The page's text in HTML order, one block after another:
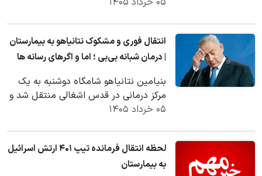
انتقال فوری و مشکوک نتانیاهو به بیمارستان
| درمان شبانه بی‌بی ؛ اما و اگرهای رسانه ها
بنیامین نتانیاهو شامگاه دوشنبه به یک
مرکز درمانی در قدس اشغالی منتقل شد و
تحت درمان قرار گرفت.
۰۵ خرداد ۱۴۰۵
لحظه انتقال فرمانده تیپ ۴۰۱ ارتش اسرائیل
به بیمارستان